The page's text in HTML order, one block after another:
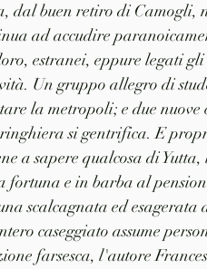
dal buen retiro di Camogli,
ad accudire
estranei, eppure legati
Un gruppo allegro di
la metropoli; e due nuove
si gentrifica. E
a sapere qualcosa di Yutta,
e in barba al
scalcagnata ed esagerata
caseggiato assume
farsesca, l'autore